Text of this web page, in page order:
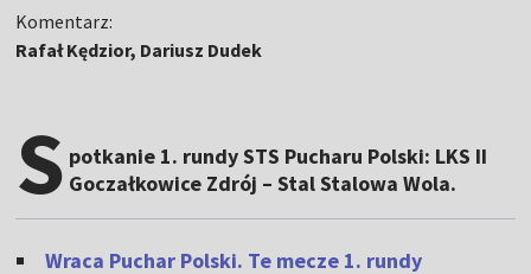
Komentarz:
Rafał Kędzior, Dariusz Dudek
S potkanie 1. rundy STS Pucharu Polski: LKS II
Goczałkowice Zdrój – Stal Stalowa Wola.
Wraca Puchar Polski. Te mecze 1. rundy